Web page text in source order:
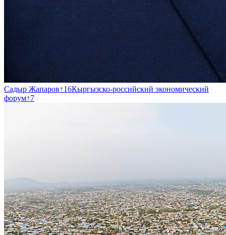
Садыр Жапаров↑16Кыргызско-российский экономический
форум↑7